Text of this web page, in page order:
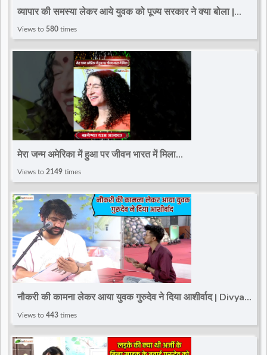
व्यापार की समस्या लेकर आये युवक को पूज्य सरकार ने क्या बोला |
Divya Darbar | Paschim Vihar
Views to 580 times
मेरा जन्म अमेरिका में हुआ पर जीवन भारत में मिला
#bageshwardhamsarkar #ytshort
#bageshwar_dham_sarkar
Views to 2149 times
नौकरी की कामना लेकर आया युवक गुरुदेव ने दिया आशीर्वाद | Divya
Darbar | Bageshwar Dham~Paschim Vihar
Views to 443 times